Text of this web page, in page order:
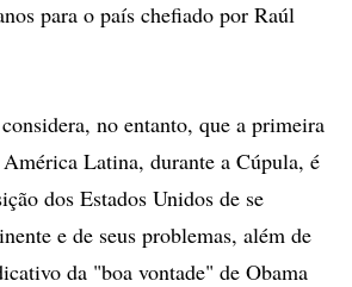
para o país chefiado por Raúl
no entanto, que a primeira
Latina, durante a Cúpula, é
dos Estados Unidos de se
e de seus problemas, além de
da "boa vontade" de Obama